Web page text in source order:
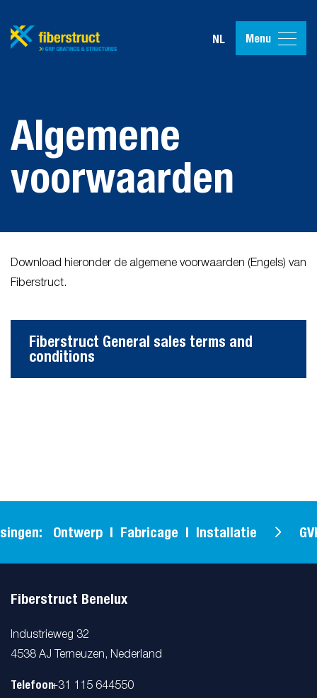
NL Menu
Algemene
voorwaarden
Download hieronder de algemene voorwaarden (Engels) van
Fiberstruct.
Fiberstruct General sales terms and
conditions
Ontwerp | Fabricage | Installatie
Fiberstruct Benelux
Industrieweg 32
4538 AJ Terneuzen, Nederland
Telefoon+31 115 644550